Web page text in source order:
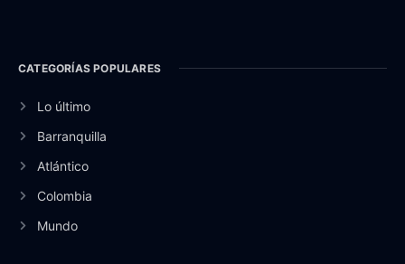
CATEGORÍAS POPULARES
Lo último
Barranquilla
Atlántico
Colombia
Mundo